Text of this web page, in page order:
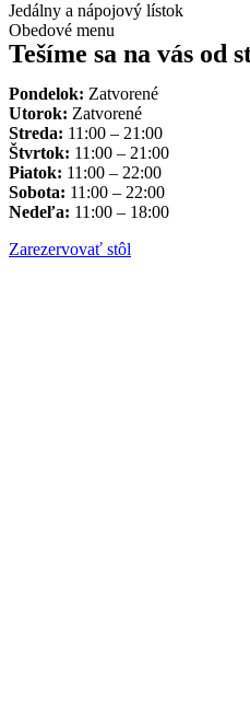
Jedálny a nápojový lístok
Obedové menu
Tešíme sa na vás od
Pondelok: Zatvorené
Utorok: Zatvorené
Streda: 11:00 – 21:00
Štvrtok: 11:00 – 21:00
Piatok: 11:00 – 22:00
Sobota: 11:00 – 22:00
Nedeľa: 11:00 – 18:00
Zarezervovať stôl